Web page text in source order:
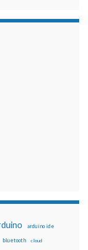
arduino ide
bluetooth cloud